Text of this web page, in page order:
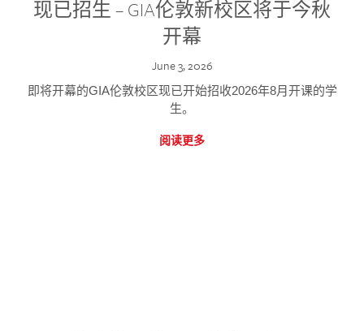
现已招生 – GIA伦敦新校区将于今秋
开幕
June 3, 2026
即将开幕的GIA伦敦校区现已开始招收2026年8月开课的学
生。
阅读更多